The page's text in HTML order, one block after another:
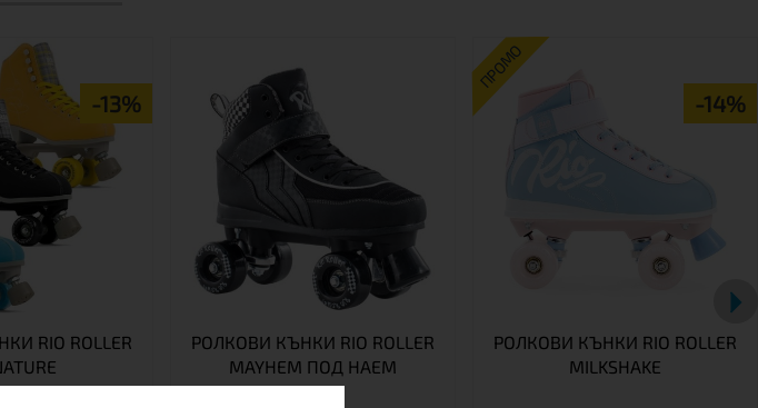
-13%
RIO ROLLER
РОЛКОВИ КЪНКИ RIO ROLLER
MAYHEM ПОД НАЕМ
ПРОМО
-14%
РОЛКОВИ КЪНКИ RIO ROLLER
MILKSHAKE